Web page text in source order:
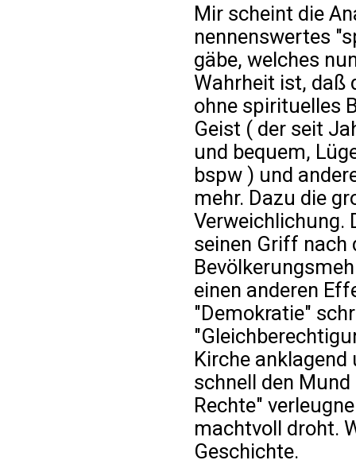
Mir scheint die
nennenswertes
gäbe, welches
Wahrheit ist, daß
ohne spirituelles
Geist ( der seit
und bequem,
bspw ) und
mehr. Dazu die
Verweichlichung.
seinen Griff nach
einen anderen
"Demokratie"
Kirche anklagend
schnell den
Rechte"
machtvoll droht.
Geschichte.